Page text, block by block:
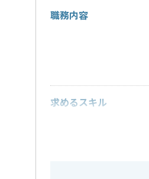
職務内容
求めるスキル